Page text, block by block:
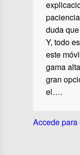
duda
Y, todo
este
gama
gran
el….
Accede